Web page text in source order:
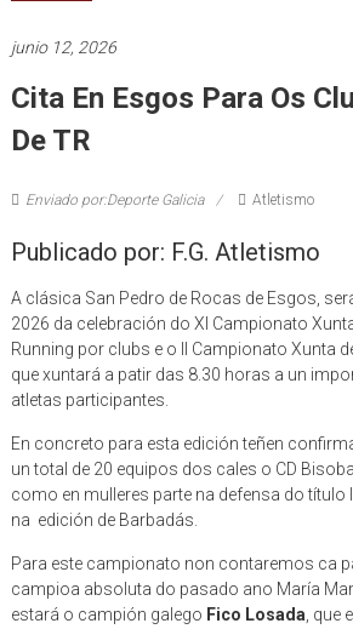
junio 12, 2026
Cita En Esgos Para Os
De TR
Enviado por:Deporte Galicia Atletismo
Publicado por: F.G. Atletismo
A clásica San Pedro de Rocas de Esgos,
2026 da celebración do XI Campionato
Running por clubs e o II Campionato Xunta
que xuntará a patir das 8.30 horas a un
atletas participantes.
En concreto para esta edición teñen
un total de 20 equipos dos cales o CD
como en mulleres parte na defensa do
na edición de Barbadás.
Para este campionato non contaremos ca
campioa absoluta do pasado ano María
estará o campión galego Fico Losada, que